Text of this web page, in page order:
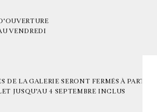
VENDREDI
DE LA GALERIE SERONT FERMÉS À PARTIR
JUSQU'AU 4 SEPTEMBRE INCLUS